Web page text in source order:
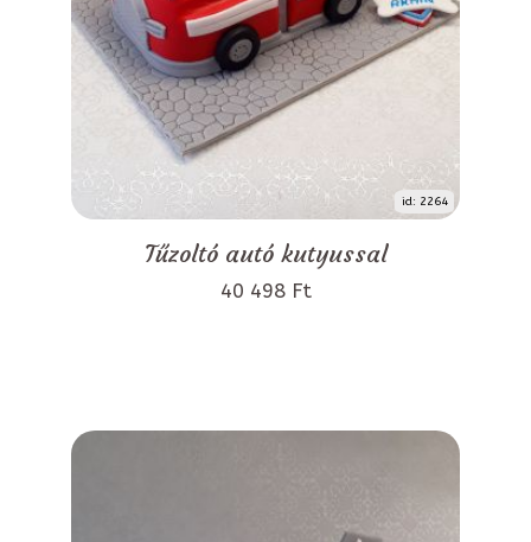
id: 2264
Tűzoltó autó kutyussal
40 498 Ft